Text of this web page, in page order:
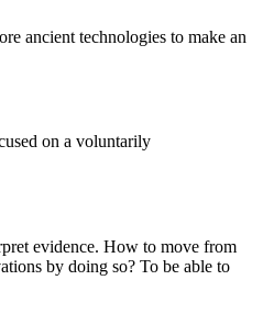
ancient technologies to make an
on a voluntarily
evidence. How to move from
by doing so? To be able to